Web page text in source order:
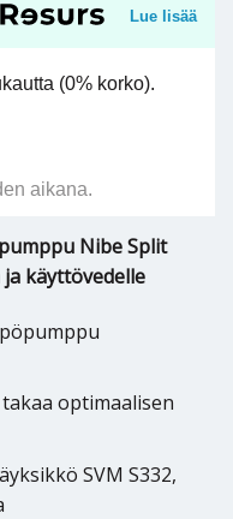
Lue lisää
(0% korko).
aikana.
Nibe Split
käyttövedelle
optimaalisen
SVM S332,